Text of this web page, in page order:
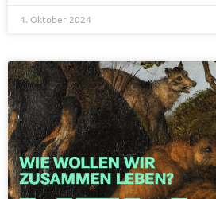
4. Oktober 2024